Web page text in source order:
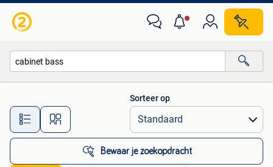
Alle afstanden…
Sorteer op
Bewaar je zoekopdracht